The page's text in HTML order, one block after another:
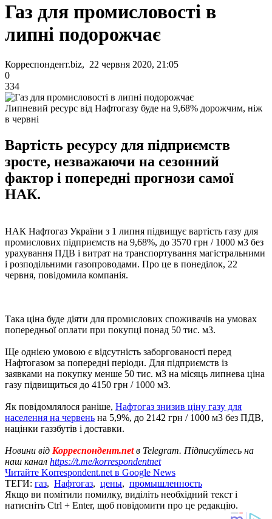
Газ для промисловості в
липні подорожчає
Корреспондент.biz, 22 червня 2020, 21:05
0
334
Липневий ресурс від Нафтогазу буде на 9,68% дорожчим, ніж
в червні
Вартість ресурсу для підприємств
зросте, незважаючи на сезонний
фактор і попередні прогнози самої
НАК.
НАК Нафтогаз України з 1 липня підвищує вартість газу для
промислових підприємств на 9,68%, до 3570 грн / 1000 м3 без
урахування ПДВ і витрат на транспортування магістральними
і розподільними газопроводами. Про це в понеділок, 22
червня, повідомила компанія.
Така ціна буде діяти для промислових споживачів на умовах
попередньої оплати при покупці понад 50 тис. м3.
Ще однією умовою є відсутність заборгованості перед
Нафтогазом за попередні періоди. Для підприємств із
заявками на покупку менше 50 тис. м3 на місяць липнева ціна
газу підвищиться до 4150 грн / 1000 м3.
Як повідомлялося раніше, Нафтогаз знизив ціну газу для
населення на червень на 5,9%, до 2142 грн / 1000 м3 без ПДВ,
націнки газзбутів і доставки.
Новини від Корреспондент.netв Telegram. Підписуйтесь на
наш канал https://t.me/korrespondentnet
Читайте Korrespondent.net в Google News
ТЕГИ: газ, Нафтогаз, цены, промышленность
Якщо ви помітили помилку, виділіть необхідний текст і
натисніть Ctrl + Enter, щоб повідомити про це редакцію.